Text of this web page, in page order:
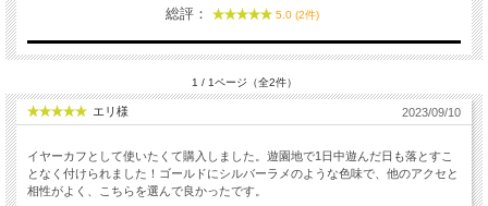
総評：
5.0 (2件)
1 / 1ページ（全2件）
エリ様 2023/09/10
イヤーカフとして使いたくて購入しました。遊園地で1日中遊んだ日も落とすこ
となく付けられました！ゴールドにシルバーラメのような色味で、他のアクセと
相性がよく、こちらを選んで良かったです。